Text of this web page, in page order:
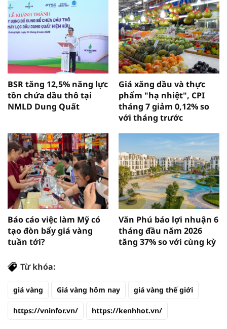
BSR tăng 12,5% năng lực
tồn chứa dầu thô tại
NMLD Dung Quất
Giá xăng dầu và thực
phẩm "hạ nhiệt", CPI
tháng 7 giảm 0,12% so
với tháng trước
Báo cáo việc làm Mỹ có
tạo đòn bẩy giá vàng
tuần tới?
Văn Phú báo lợi nhuận 6
tháng đầu năm 2026
tăng 37% so với cùng kỳ
Từ khóa:
giá vàng Giá vàng hôm nay giá vàng thế giới
https://vninfor.vn/ https://kenhhot.vn/